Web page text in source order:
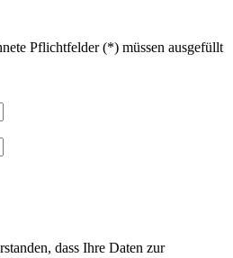
Pflichtfelder (*) müssen ausgefüllt
dass Ihre Daten zur